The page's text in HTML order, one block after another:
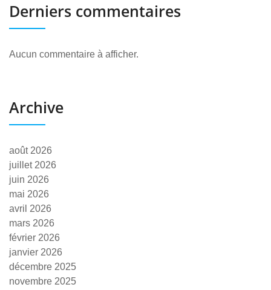
Derniers commentaires
Aucun commentaire à afficher.
Archive
août 2026
juillet 2026
juin 2026
mai 2026
avril 2026
mars 2026
février 2026
janvier 2026
décembre 2025
novembre 2025